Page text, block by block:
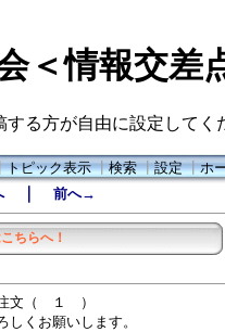
＜情報交差
る方が自由に設定してく
トピック表示┃検索┃設定┃ホ
｜ 前へ→
ちらへ！
注文（ １ ）
くお願いします。